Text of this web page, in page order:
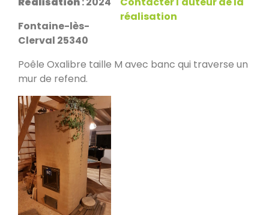
Oxalibre L
Poêle et banc
Granville 50400
PDM modèle S
Urmatt 67280
Poele de masse L
Fontaine-lès-
Clerval 25340
réalisation
Poêle Oxalibre taille M avec banc qui traverse un
mur de refend.